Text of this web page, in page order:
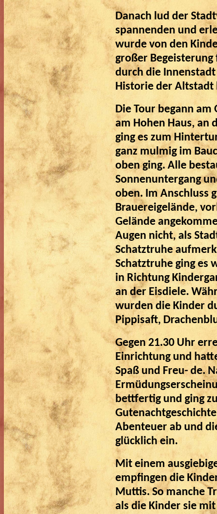
Danach lud der
spannenden und
wurde von den
großer
durch die
Historie der Altstadt
Die Tour begann
am Hohen Haus, an
ging es zum
ganz mulmig im
oben ging. Alle
Sonnenuntergang
oben. Im Anschluss
Brauereigelände,
Gelände
Augen nicht, als
Schatztruhe
Schatztruhe ging es
in Richtung
an der Eisdiele.
wurden die Kinder
Pippisaft,
Gegen 21.30 Uhr
Einrichtung und
Spaß und Freu- de.
bettfertig und ging
Abenteuer ab und
glücklich ein.
Mit einem
empfingen die
Muttis. So manche
als die Kinder sie